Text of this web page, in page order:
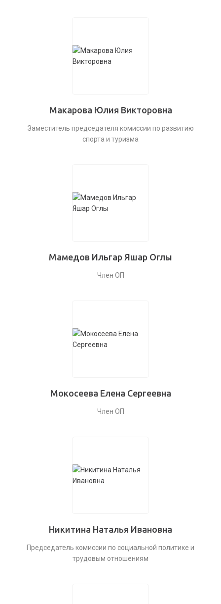
Макарова Юлия Викторовна
Заместитель председателя комиссии по развитию
спорта и туризма
Мамедов Ильгар Яшар Оглы
Член ОП
Мокосеева Елена Сергеевна
Член ОП
Никитина Наталья Ивановна
Председатель комиссии по социальной политике и
трудовым отношениям